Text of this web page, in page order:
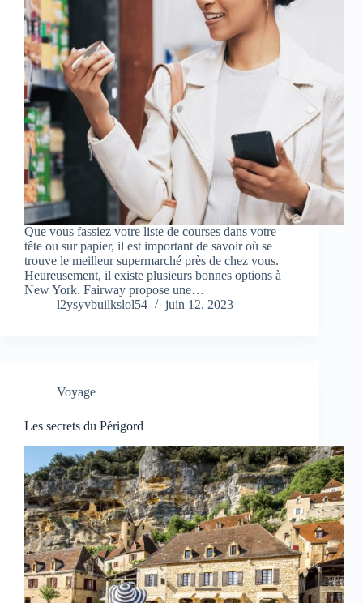
Que vous fassiez votre liste de courses dans votre
tête ou sur papier, il est important de savoir où se
trouve le meilleur supermarché près de chez vous.
Heureusement, il existe plusieurs bonnes options à
New York. Fairway propose une…
l2ysyvbuilkslol54
juin 12, 2023
Voyage
Les secrets du Périgord